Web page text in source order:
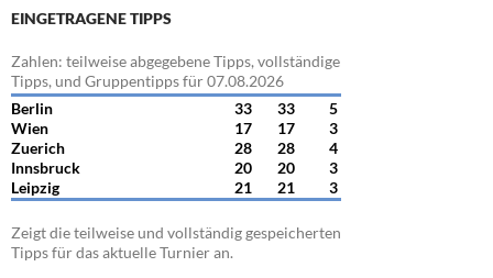
EINGETRAGENE TIPPS
Zahlen: teilweise abgegebene Tipps, vollständige
Tipps, und Gruppentipps für 07.08.2026
Berlin
33 33
5
Wien
17 17
3
Zuerich
28 28
4
Innsbruck
20 20
3
Leipzig
21 21 3
Zeigt die teilweise und vollständig gespeicherten
Tipps für das aktuelle Turnier an.